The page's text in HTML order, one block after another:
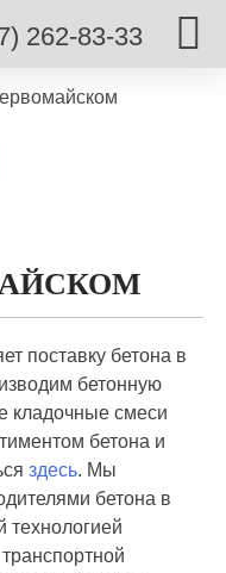
262-83-33
Алкино
Дёма
Затон
Кармаскалы
поставку бетона в
бетонную
кладочные смеси
бетона и
здесь. Мы
бетона в
технологией